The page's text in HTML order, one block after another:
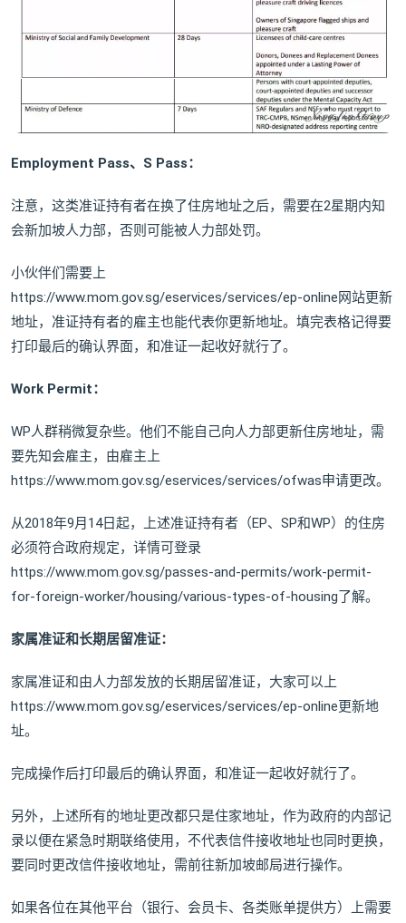
Employment Pass、S Pass：
注意，这类准证持有者在换了住房地址之后，需要在2星期内知
会新加坡人力部，否则可能被人力部处罚。
小伙伴们需要上
https://www.mom.gov.sg/eservices/services/ep-online网站更新
地址，准证持有者的雇主也能代表你更新地址。填完表格记得要
打印最后的确认界面，和准证一起收好就行了。
Work Permit：
WP人群稍微复杂些。他们不能自己向人力部更新住房地址，需
要先知会雇主，由雇主上
https://www.mom.gov.sg/eservices/services/ofwas申请更改。
从2018年9月14日起，上述准证持有者（EP、SP和WP）的住房
必须符合政府规定，详情可登录
https://www.mom.gov.sg/passes-and-permits/work-permit-
for-foreign-worker/housing/various-types-of-housing了解。
家属准证和长期居留准证：
家属准证和由人力部发放的长期居留准证，大家可以上
https://www.mom.gov.sg/eservices/services/ep-online更新地
址。
完成操作后打印最后的确认界面，和准证一起收好就行了。
另外，上述所有的地址更改都只是住家地址，作为政府的内部记
录以便在紧急时期联络使用，不代表信件接收地址也同时更换，
要同时更改信件接收地址，需前往新加坡邮局进行操作。
如果各位在其他平台（银行、会员卡、各类账单提供方）上需要